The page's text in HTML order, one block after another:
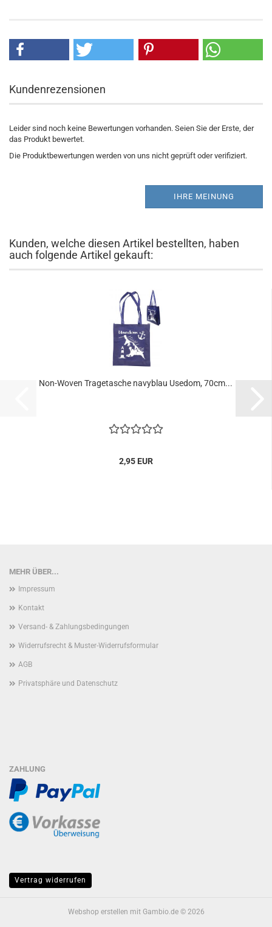
Kundenrezensionen
Leider sind noch keine Bewertungen vorhanden. Seien Sie der Erste, der
das Produkt bewertet.
Die Produktbewertungen werden von uns nicht geprüft oder verifiziert.
IHRE MEINUNG
Kunden, welche diesen Artikel bestellten, haben
auch folgende Artikel gekauft:
Non-Woven Tragetasche navyblau Usedom, 70cm...
2,95 EUR
MEHR ÜBER...
Impressum
Kontakt
Versand- & Zahlungsbedingungen
Widerrufsrecht & Muster-Widerrufsformular
AGB
Privatsphäre und Datenschutz
ZAHLUNG
Vertrag widerrufen
Webshop erstellen mit Gambio.de © 2026